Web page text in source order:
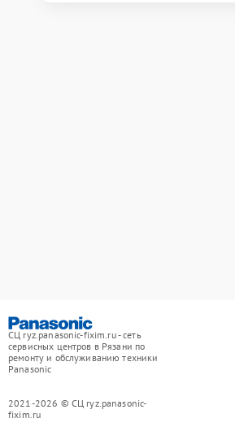
СЦ ryz.panasonic-fixim.ru - сеть
сервисных центров в Рязани по
ремонту и обслуживанию техники
Panasonic
2021-2026 © СЦ ryz.panasonic-
fixim.ru